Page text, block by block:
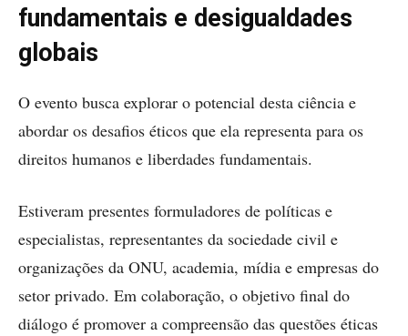
fundamentais e desigualdades
globais
O evento busca explorar o potencial desta ciência e
abordar os desafios éticos que ela representa para os
direitos humanos e liberdades fundamentais.
Estiveram presentes formuladores de políticas e
especialistas, representantes da sociedade civil e
organizações da ONU, academia, mídia e empresas do
setor privado. Em colaboração, o objetivo final do
diálogo é promover a compreensão das questões éticas